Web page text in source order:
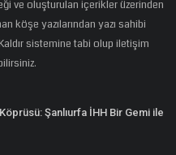
ve oluşturulan içerikler üzerinden
köşe yazılarından yazı sahibi
sistemine tabi olup iletişim
Şanlıurfa İHH Bir Gemi ile